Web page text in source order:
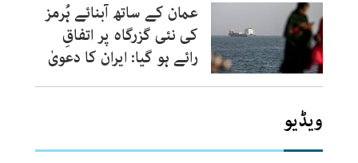
عمان کے ساتھ آبنائے ہُرمز
کی نئی گزرگاہ پر اتفاقِ
رائے ہو گیا: ایران کا دعویٰ
ویڈیو